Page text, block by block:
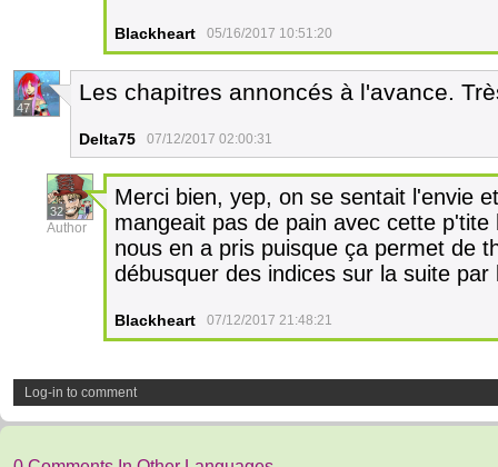
Blackheart 05/16/2017 10:51:20
47
Les chapitres annoncés à l'avance.
Delta75 07/12/2017 02:00:31
32
Author
Merci bien, yep, on se sentait l'envie
mangeait pas de pain avec cette
nous en a pris puisque ça permet de
débusquer des indices sur la suite
Blackheart 07/12/2017 21:48:21
Log-in to comment